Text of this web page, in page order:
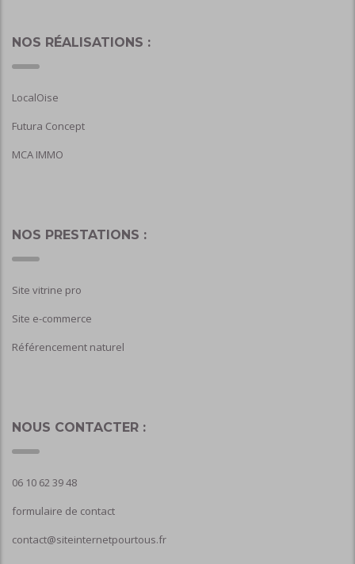
NOS RÉALISATIONS :
LocalOise
Futura Concept
MCA IMMO
NOS PRESTATIONS :
Site vitrine pro
Site e-commerce
Référencement naturel
NOUS CONTACTER :
06 10 62 39 48
formulaire de contact
contact@siteinternetpourtous.fr